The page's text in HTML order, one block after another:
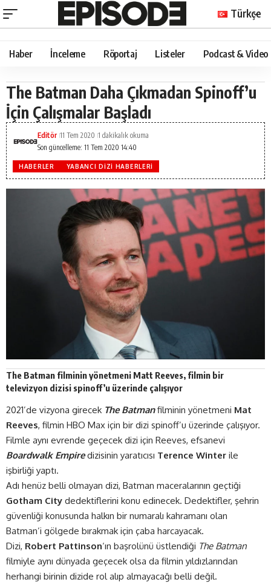
Türkçe
Haber İnceleme Röportaj Listeler Podcast & Video
The Batman Daha Çıkmadan Spinoff’u
İçin Çalışmalar Başladı
Son güncelleme: 11 Tem 2020 14:40
Editör 11 Tem 2020 1 dakikalık okuma
HABERLER YABANCI DIZI HABERLERI
The Batman filminin yönetmeni Matt Reeves, filmin bir
televizyon dizisi spinoff’u üzerinde çalışıyor
2021’de vizyona girecek The Batmanfilminin yönetmeni Mat
Reeves, filmin HBO Max için bir dizi spinoff’u üzerinde çalışıyor.
Filmle aynı evrende geçecek dizi için Reeves, efsanevi
Boardwalk Empiredizisinin yaratıcısı Terence Winter ile
işbirliği yaptı.
Adı henüz belli olmayan dizi, Batman maceralarının geçtiği
Gotham City dedektiflerini konu edinecek. Dedektifler, şehrin
güvenliği konusunda halkın bir numaralı kahramanı olan
Batman’i gölgede bırakmak için çaba harcayacak.
Dizi, Robert Pattinson‘ın başrolünü üstlendiği The Batman
filmiyle aynı dünyada geçecek olsa da filmin yıldızlarından
herhangi birinin dizide rol alıp almayacağı belli değil.